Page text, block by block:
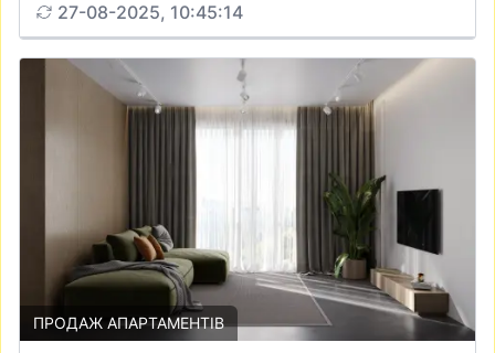
27-08-2025, 10:45:14
ПРОДАЖ АПАРТАМЕНТІВ